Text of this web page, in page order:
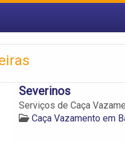
Severinos
Serviços de Caça
Caça Vazamento em